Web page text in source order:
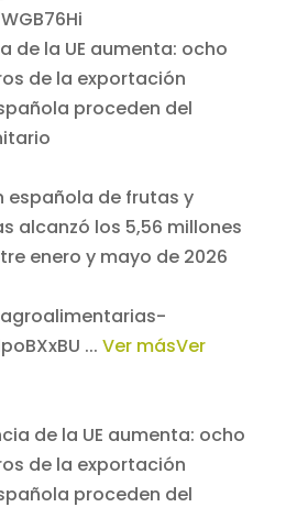
de la UE aumenta: ocho
de la exportación
proceden del
española de frutas y
alcanzó los 5,56 millones
enero y mayo de 2026
... Ver másVer